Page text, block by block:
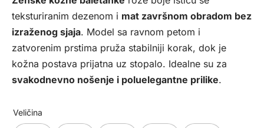
bila:
6990,00 рсд.
4893,00 рсд.
teksturiranim dezenom i mat završnom obradom bez
izraženog sjaja. Model sa ravnom petom i
zatvorenim prstima pruža stabilniji korak, dok je
kožna postava prijatna uz stopalo. Idealne su za
svakodnevno nošenje i poluelegantne prilike.
Veličina